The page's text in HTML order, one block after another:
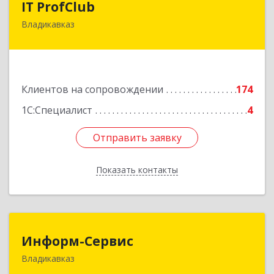
IT ProfClub
Владикавказ
Клиентов на сопровождении
174
1С:Специалист
4
Отправить заявку
Показать контакты
362045, Северная Осетия - Алания Респ,
Подробнее
Отправить заявку
Назад
Информ-Сервис
Владикавказ362020, Северная Осетия - Алания Респ,